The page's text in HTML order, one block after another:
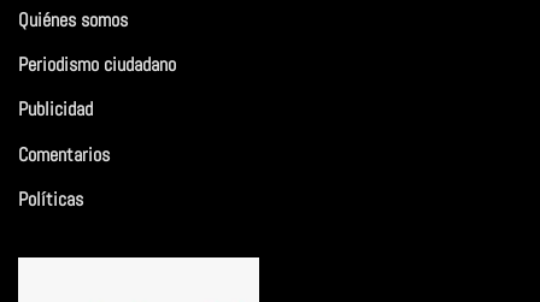
Quiénes somos
Periodismo ciudadano
Publicidad
Comentarios
Políticas